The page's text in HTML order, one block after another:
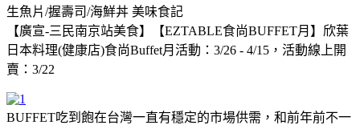
生魚片/握壽司/海鮮丼 美味食記
【廣宣-三民南京站美食】【EZTABLE食尚BUFFET月】欣葉
日本料理(健康店)食尚Buffet月活動：3/26 - 4/15，活動線上開
賣：3/22
BUFFET吃到飽在台灣一直有穩定的市場供需，和前年前不一